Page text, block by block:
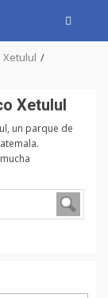
Xetulul
un parque de